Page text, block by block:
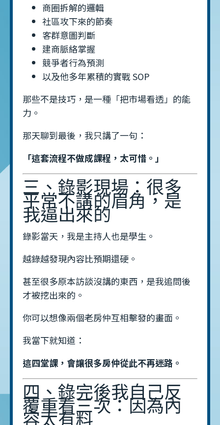
商圈拆解的邏輯
社區攻下來的節奏
客群意圖判斷
建商脈絡掌握
競爭者行為預測
以及他多年累積的實戰 SOP
那些不是技巧，是一種「把市場看透」的能
力。
那天聊到最後，我只講了一句：
「這套流程不做成課程，太可惜。」
三、錄影現場：很多
平常不講的眉角，是
我逼出來的
錄影當天，我是主持人也是學生。
越錄越發現內容比預期還硬。
甚至很多原本訪談沒講的東西，是我追問後
才被挖出來的。
你可以想像兩個老房仲互相擊發的畫面。
我當下就知道：
這四堂課，會讓很多房仲從此不再迷路。
四、錄完後我自己反
覆重看三次：因為內
容太有料